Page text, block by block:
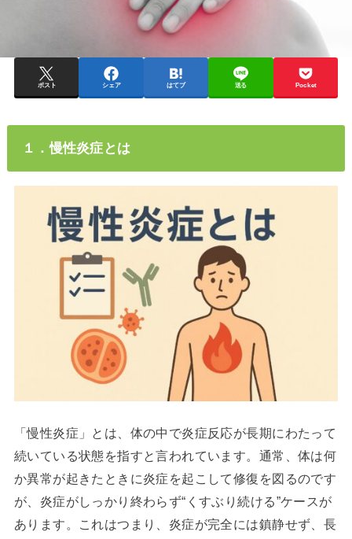
ポスト シェア はてブ 送る Pocket
１．慢性炎症とは
「慢性炎症」とは、体の中で炎症反応が長期にわたって
続いている状態を指すと言われています。通常、体は何
か異常が起きたときに炎症を起こして修復を図るのです
が、炎症がしっかり終わらず“くすぶり続ける”ケースが
あります。これはつまり、炎症が完全には鎮静せず、長